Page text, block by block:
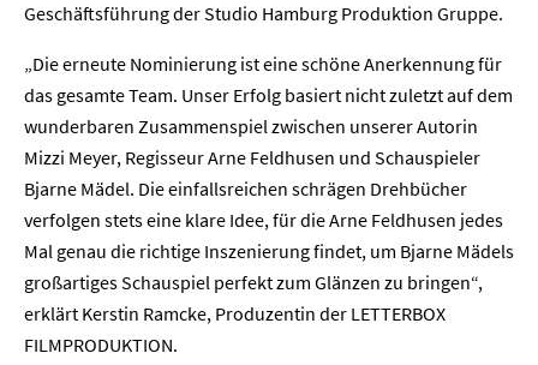
Geschäftsführung der Studio Hamburg Produktion Gruppe.
„Die erneute Nominierung ist eine schöne Anerkennung für
das gesamte Team. Unser Erfolg basiert nicht zuletzt auf dem
wunderbaren Zusammenspiel zwischen unserer Autorin
Mizzi Meyer, Regisseur Arne Feldhusen und Schauspieler
Bjarne Mädel. Die einfallsreichen schrägen Drehbücher
verfolgen stets eine klare Idee, für die Arne Feldhusen jedes
Mal genau die richtige Inszenierung findet, um Bjarne Mädels
großartiges Schauspiel perfekt zum Glänzen zu bringen“,
erklärt Kerstin Ramcke, Produzentin der LETTERBOX
FILMPRODUKTION.